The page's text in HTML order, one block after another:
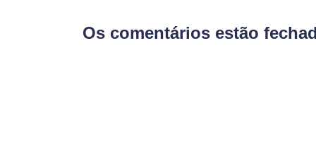
Os comentários estão